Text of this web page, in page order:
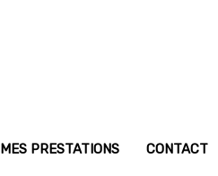
MES PRESTATIONS CONTACT